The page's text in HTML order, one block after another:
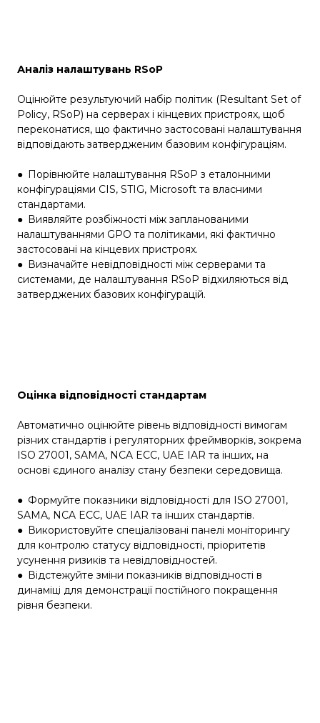
Аналіз налаштувань RSoP
Оцінюйте результуючий набір політик (Resultant Set of
Policy, RSoP) на серверах і кінцевих пристроях, щоб
переконатися, що фактично застосовані налаштування
відповідають затвердженим базовим конфігураціям.
● Порівнюйте налаштування RSoP з еталонними
конфігураціями CIS, STIG, Microsoft та власними
стандартами.
● Виявляйте розбіжності між запланованими
налаштуваннями GPO та політиками, які фактично
застосовані на кінцевих пристроях.
● Визначайте невідповідності між серверами та
системами, де налаштування RSoP відхиляються від
затверджених базових конфігурацій.
Оцінка відповідності стандартам
Автоматично оцінюйте рівень відповідності вимогам
різних стандартів і регуляторних фреймворків, зокрема
ISO 27001, SAMA, NCA ECC, UAE IAR та інших, на
основі єдиного аналізу стану безпеки середовища.
● Формуйте показники відповідності для ISO 27001,
SAMA, NCA ECC, UAE IAR та інших стандартів.
● Використовуйте спеціалізовані панелі моніторингу
для контролю статусу відповідності, пріоритетів
усунення ризиків та невідповідностей.
● Відстежуйте зміни показників відповідності в
динаміці для демонстрації постійного покращення
рівня безпеки.